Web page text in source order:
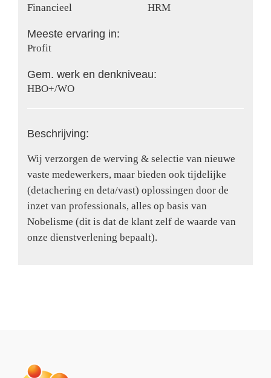
Financieel
HRM
Meeste ervaring in:
Profit
Gem. werk en denkniveau:
HBO+/WO
Beschrijving:
Wij verzorgen de werving & selectie van nieuwe
vaste medewerkers, maar bieden ook tijdelijke
(detachering en deta/vast) oplossingen door de
inzet van professionals, alles op basis van
Nobelisme (dit is dat de klant zelf de waarde van
onze dienstverlening bepaalt).